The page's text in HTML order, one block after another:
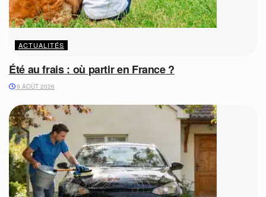
ACTUALITÉS
Été au frais : où partir en France ?
9 AOÛT 2026